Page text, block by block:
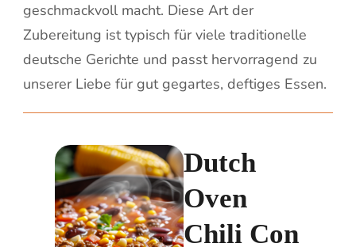
geschmackvoll macht. Diese Art der
Zubereitung ist typisch für viele traditionelle
deutsche Gerichte und passt hervorragend zu
unserer Liebe für gut gegartes, deftiges Essen.
Dutch
Oven
Chili Con